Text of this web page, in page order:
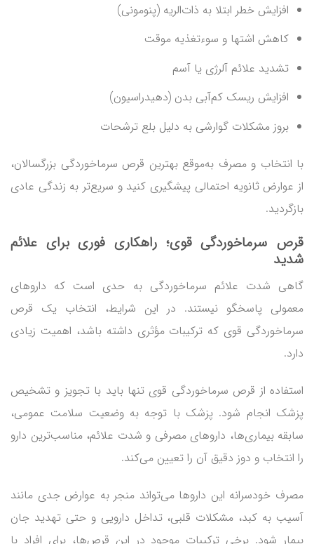
افزایش خطر ابتلا به ذات‌الریه (پنومونی)
کاهش اشتها و سوءتغذیه موقت
تشدید علائم آلرژی یا آسم
افزایش ریسک کم‌آبی بدن (دهیدراسیون)
بروز مشکلات گوارشی به دلیل بلع ترشحات
با انتخاب و مصرف به‌موقع بهترین قرص سرماخوردگی بزرگسالان،
از عوارض ثانویه احتمالی پیشگیری کنید و سریع‌تر به زندگی عادی
بازگردید.
قرص سرماخوردگی قوی؛ راهکاری فوری برای علائم
شدید
گاهی شدت علائم سرماخوردگی به حدی است که داروهای
معمولی پاسخگو نیستند. در این شرایط، انتخاب یک قرص
سرماخوردگی قوی که ترکیبات مؤثری داشته باشد، اهمیت زیادی
دارد.
استفاده از قرص سرماخوردگی قوی تنها باید با تجویز و تشخیص
پزشک انجام شود. پزشک با توجه به وضعیت سلامت عمومی،
سابقه بیماری‌ها، داروهای مصرفی و شدت علائم، مناسب‌ترین دارو
را انتخاب و دوز دقیق آن را تعیین می‌کند.
مصرف خودسرانه این داروها می‌تواند منجر به عوارض جدی مانند
آسیب به کبد، مشکلات قلبی، تداخل دارویی و حتی تهدید جان
بیمار شود. برخی ترکیبات موجود در این قرص‌ها، برای افراد با